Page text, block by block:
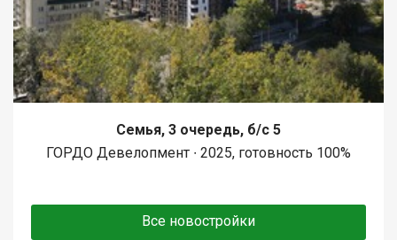
Семья, 3 очередь, б/с 5
ГОРДО Девелопмент ∙ 2025, готовность 100%
Все новостройки